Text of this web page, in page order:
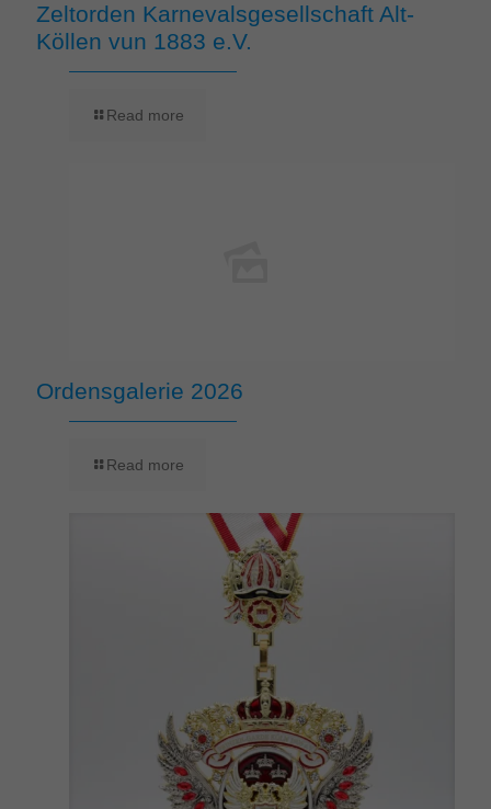
Zeltorden Karnevalsgesellschaft Alt-
Köllen vun 1883 e.V.
Read more
Ordensgalerie 2026
Read more